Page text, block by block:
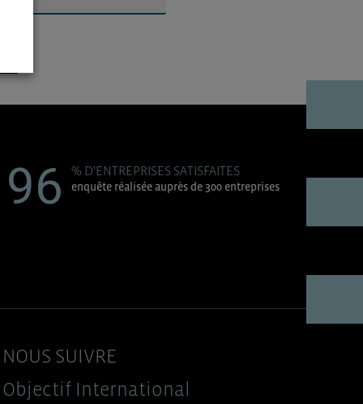
96 % D'ENTREPRISES SATISFAITES
enquête réalisée auprès de 300 entreprises
NOUS SUIVRE
Objectif International